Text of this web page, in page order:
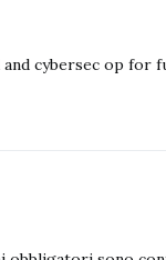
and cybersec op for